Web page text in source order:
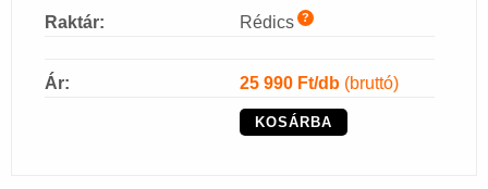
Raktár: Rédics ?
Ár: 25 990 Ft/db (bruttó)
KOSÁRBA